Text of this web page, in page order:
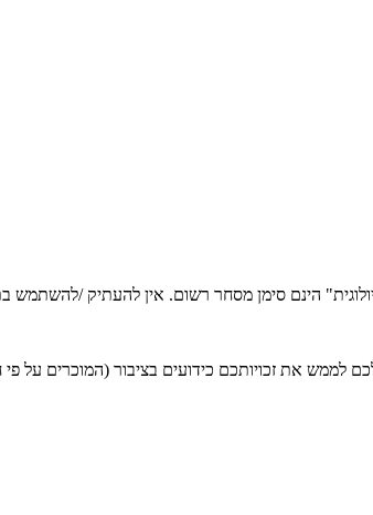
הינם סימן מסחר רשום. אין להעתיק /
את זכויותכם כידועים בציבור (המוכרים על פי